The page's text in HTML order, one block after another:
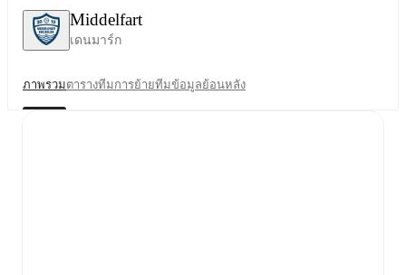
Middelfart
เดนมาร์ก
ภาพรวมตารางทีมการย้ายทีมข้อมูลย้อนหลัง